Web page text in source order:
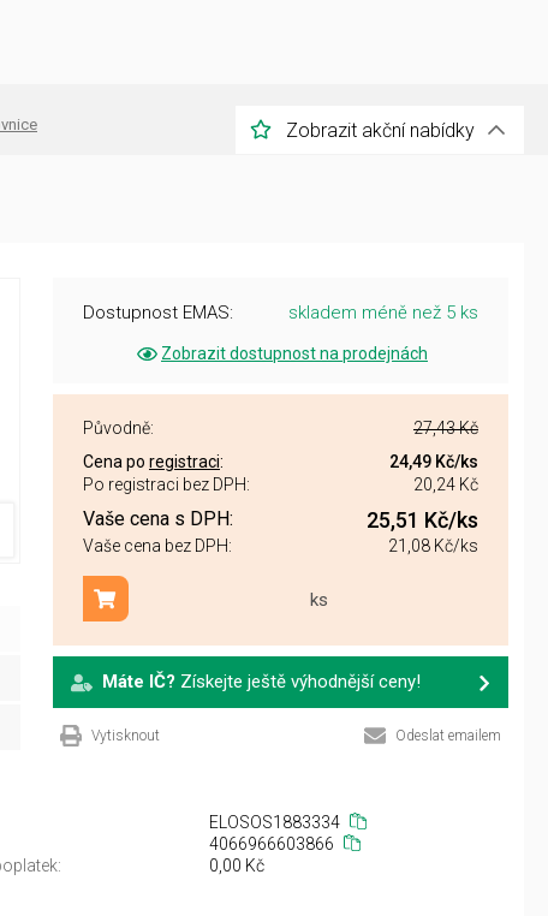
Zobrazit akční nabídky
Dostupnost EMAS: skladem méně než 5 ks
Zobrazit dostupnost na prodejnách
Původně:
27,43 Kč
Cena po registraci: 24,49 Kč/ks
Po registraci bez DPH:
20,24 Kč
Vaše cena s DPH: 25,51 Kč/ks
Vaše cena bez DPH: 21,08 Kč/ks
ks
Přidat do košíku
Máte IČ? Získejte ještě výhodnější ceny!
Vytisknout Odeslat emailem
ELOSOS1883334
4066966603866
0,00 Kč